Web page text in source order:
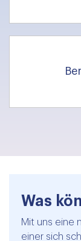
Was
Mit uns eine
einer sich